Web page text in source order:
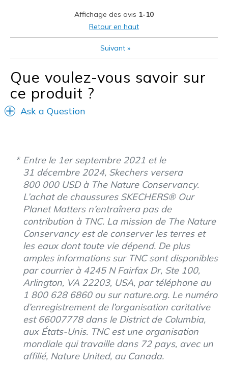
I'm Into Shoes
Affichage des avis 1-10
Retour en haut
Suivant »
Que voulez-vous savoir sur
ce produit ?
Ask a Question
Entre le 1er septembre 2021 et le
31 décembre 2024, Skechers versera
800 000 USD à The Nature Conservancy.
L’achat de chaussures SKECHERS® Our
Planet Matters n’entraînera pas de
contribution à TNC. La mission de The Nature
Conservancy est de conserver les terres et
les eaux dont toute vie dépend. De plus
amples informations sur TNC sont disponibles
par courrier à 4245 N Fairfax Dr, Ste 100,
Arlington, VA 22203, USA, par téléphone au
1 800 628 6860 ou sur nature.org. Le numéro
d’enregistrement de l’organisation caritative
est 66007778 dans le District de Columbia,
aux États-Unis. TNC est une organisation
mondiale qui travaille dans 72 pays, avec un
affilié, Nature United, au Canada.